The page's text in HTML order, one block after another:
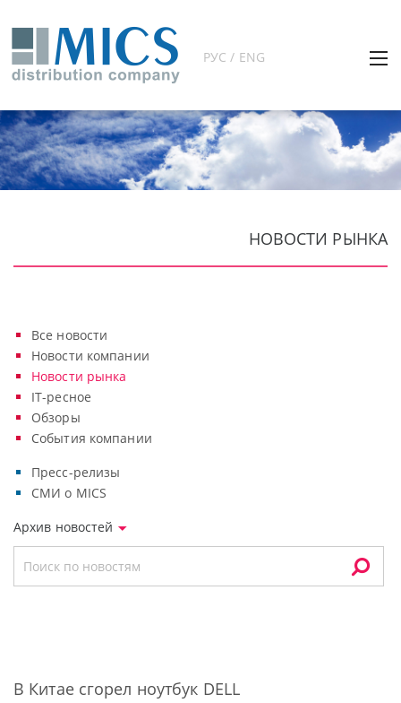
РУС / ENG
НОВОСТИ РЫНКА
Все новости
Новости компании
Новости рынка
IT-ресное
Обзоры
События компании
Пресс-релизы
СМИ о MICS
Архив новостей
В Китае сгорел ноутбук DELL